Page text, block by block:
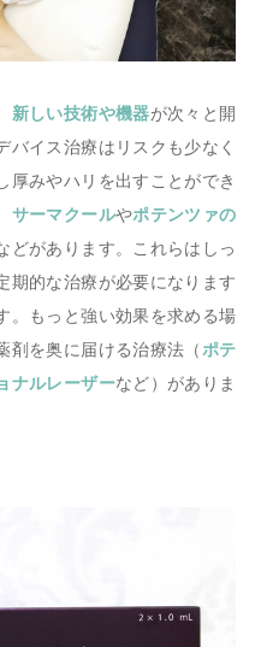
新しい技術や機器が次々と開
バイス治療はリスクも少なく
厚みやハリを出すことができ
サーマクールやポテンツァの
どがあります。これらはしっ
期的な治療が必要になります
。もっと強い効果を求める場
剤を奥に届ける治療法（ ポテ
ナルレーザーなど）がありま